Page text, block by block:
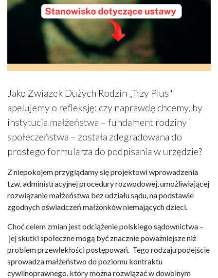
Jako Związek Dużych Rodzin „Trzy Plus"
apelujemy o refleksję: czy naprawdę chcemy, by
instytucja małżeństwa – fundament rodziny i
społeczeństwa – została zdegradowana do
prostego formularza do podpisania w urzędzie?
Z niepokojem przyglądamy się projektowi wprowadzenia
tzw. administracyjnej procedury rozwodowej, umożliwiającej
rozwiązanie małżeństwa bez udziału sądu, na podstawie
zgodnych oświadczeń małżonków niemających dzieci.
Choć celem zmian jest odciążenie polskiego sądownictwa –
jej skutki społeczne mogą być znacznie poważniejsze niż
problem przewlekłości postępowań. Tego rodzaju podejście
sprowadza małżeństwo do poziomu kontraktu
cywilnoprawnego, który można rozwiązać w dowolnym